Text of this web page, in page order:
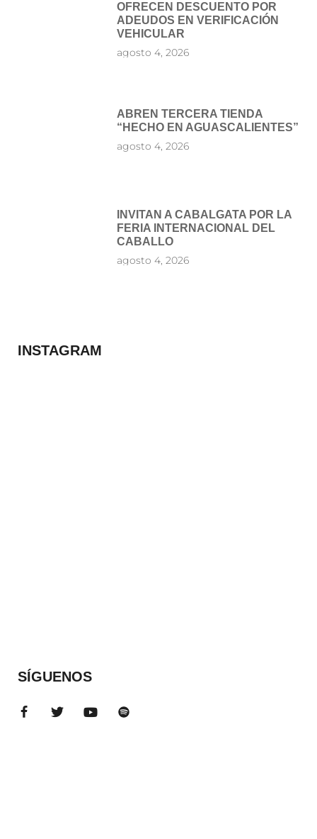
OFRECEN DESCUENTO POR
ADEUDOS EN VERIFICACIÓN
VEHICULAR
agosto 4, 2026
ABREN TERCERA TIENDA
“HECHO EN AGUASCALIENTES”
agosto 4, 2026
INVITAN A CABALGATA POR LA
FERIA INTERNACIONAL DEL
CABALLO
agosto 4, 2026
INSTAGRAM
SÍGUENOS